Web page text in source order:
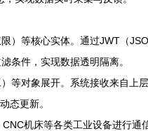
限）等核心实体。通过JWT（
条件，实现数据透明隔离。
）等对象展开。系统接收来自上
态更新。
机床等各类工业设备进行通